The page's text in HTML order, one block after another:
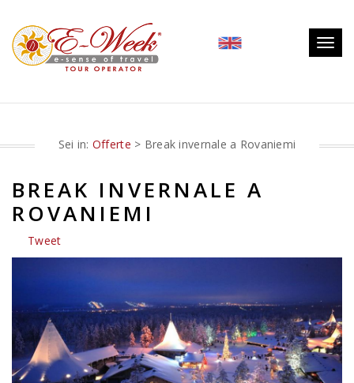
Sei in: Offerte > Break invernale a Rovaniemi
BREAK INVERNALE A
ROVANIEMI
Tweet